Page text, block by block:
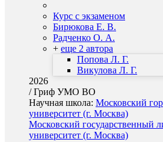
Курс с экзаменом
Бирюкова Е. В.
Радченко О. А.
+ еще 2 автора
Попова Л. Г.
Викулова Л. Г.
2026
/Гриф УМО ВО
Научная школа: Московский
университет (г. Москва)
Московский государственный
университет (г. Москва)